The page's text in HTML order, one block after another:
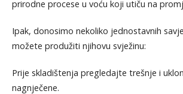
prirodne procese u voću koji utiču na
Ipak, donosimo nekoliko jednostavnih
možete produžiti njihovu svježinu:
Prije skladištenja pregledajte trešnje i
nagnječene.